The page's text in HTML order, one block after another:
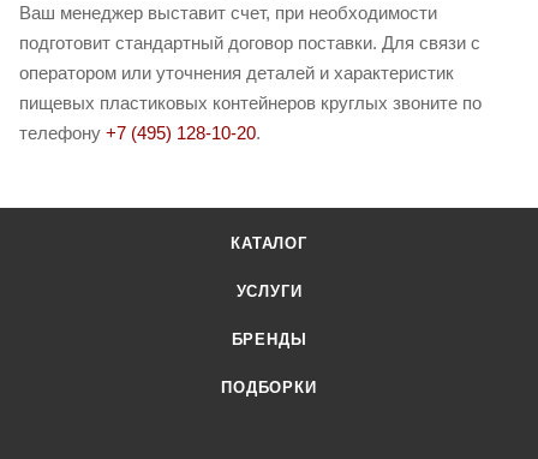
Ваш менеджер выставит счет, при необходимости
подготовит стандартный договор поставки. Для связи с
оператором или уточнения деталей и характеристик
пищевых пластиковых контейнеров круглых звоните по
телефону +7 (495) 128-10-20.
КАТАЛОГ
УСЛУГИ
БРЕНДЫ
ПОДБОРКИ